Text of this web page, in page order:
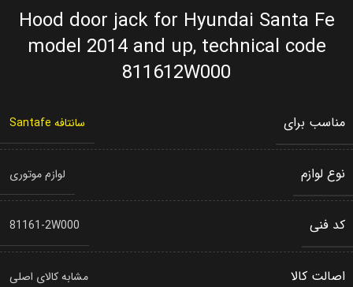
Hood door jack for Hyundai Santa Fe
model 2014 and up, technical code
811612W000
مناسب برای سانتافه Santafe
نوع لوازم لوازم موتوری
کد فنی 81161-2W000
اصالت کالا مشابه کالای اصلی